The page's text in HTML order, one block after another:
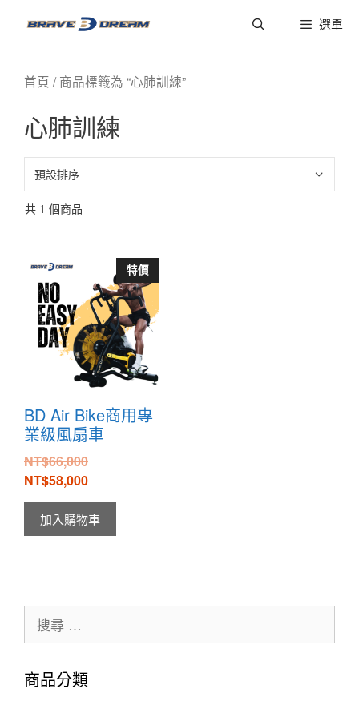
選單
首頁 / 商品標籤為 “心肺訓練”
心肺訓練
共 1 個商品
特價
BD Air Bike商用專
業級風扇車
NT$66,000
NT$58,000
加入購物車
商品分類